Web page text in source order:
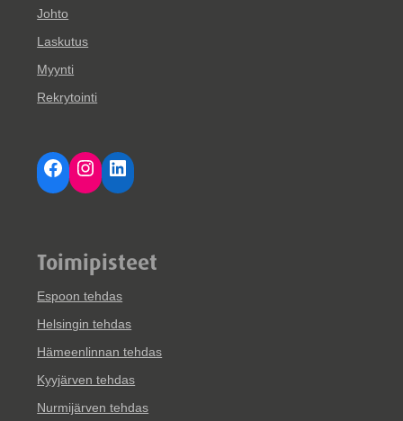
Johto
Laskutus
Myynti
Rekrytointi
Facebook
Instagram
LinkedIn
Toimipisteet
Espoon tehdas
Helsingin tehdas
Hämeenlinnan tehdas
Kyyjärven tehdas
Nurmijärven tehdas